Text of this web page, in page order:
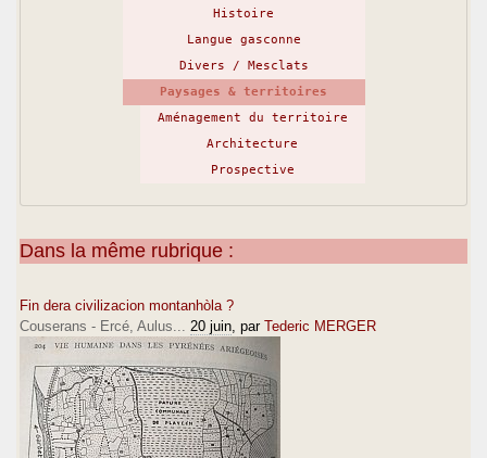
Histoire
Langue gasconne
Divers / Mesclats
Paysages & territoires
Aménagement du territoire
Architecture
Prospective
Dans la même rubrique :
Fin dera civilizacion montanhòla ?
Couserans - Ercé, Aulus...
20 juin , par Tederic MERGER